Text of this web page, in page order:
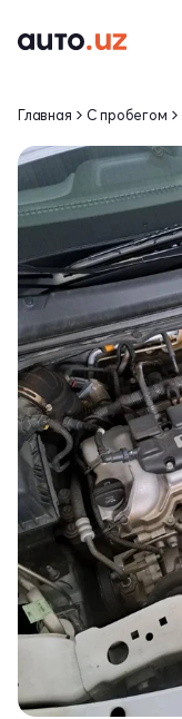
Главная С пробегом